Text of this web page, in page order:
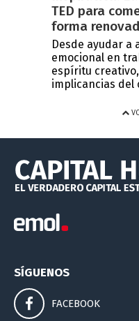
TED para
forma
Desde ayudar a
emocional en
espíritu
implicancias del
SÍGUENOS
FACEBOOK